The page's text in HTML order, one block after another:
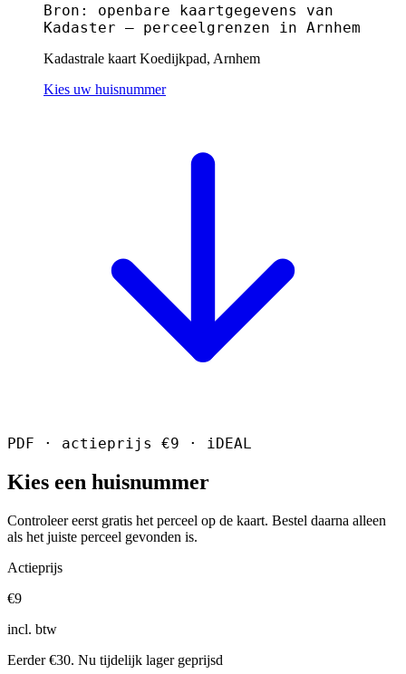
Bron: openbare kaartgegevens van
Kadaster — perceelgrenzen in Arnhem
Kadastrale kaart Koedijkpad, Arnhem
Kies uw huisnummer
PDF · actieprijs €9 · iDEAL
Kies een huisnummer
Controleer eerst gratis het perceel op de kaart. Bestel daarna alleen
als het juiste perceel gevonden is.
Actieprijs
€9
incl. btw
Eerder €30. Nu tijdelijk lager geprijsd